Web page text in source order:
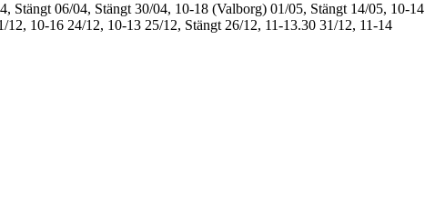
Stängt 06/04, Stängt 30/04, 10-18 (Valborg) 01/05, Stängt 14/05, 10-14
12, 10-16 24/12, 10-13 25/12, Stängt 26/12, 11-13.30 31/12, 11-14